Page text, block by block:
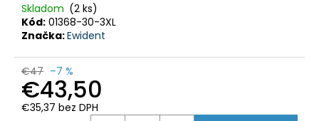
Skladom (2 ks)
Kód: 01368-30-3XL
Značka:Ewident
€47 –7 %
€43,50
€35,37 bez DPH
m
PULOVER
PULL
FOX
V